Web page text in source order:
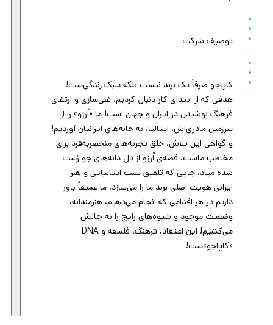
توصیف شرکت
کاپاجو صرفاً یک برند نیست بلکه سبک زندگی‌ست!
هدفی که از ابتدای کار دنبال کردیم، غنی‌سازی و ارتقای
فرهنگ نوشیدن در ایران و جهان است! ما «اُرزو» را از
سرزمین مادری‌اش، ایتالیا، به خانه‌های ایرانیان آوردیم!
و گواهی این تلاش، خلق تجربه‌های منحصربه‌فرد برای
مخاطب‌ ماست. قصه‌‌ی اُرزو از دل دانه‌های جو رُست
شده‌ میاد، جایی که تلفیق سنت ایتالیایی و هنر
ایرانی هویت اصلی برند ما را می‌سازد. ما عمیقاً باور
داریم در هر اقدامی که انجام می‌دهیم، هنرمندانه،
وضعیت موجود و شیوه‌های رایج را به چالش
می‌کشیم! این اعتقاد، فرهنگ، فلسفه و DNA
«کاپاجو»ست!